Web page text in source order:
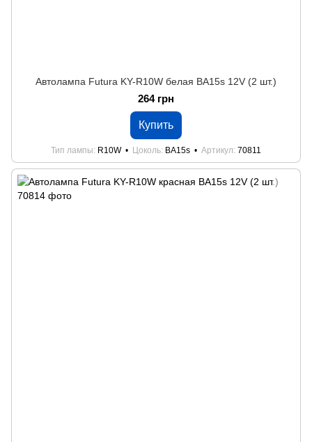
Автолампа Futura KY-R10W белая BA15s 12V (2 шт.)
264 грн
Купить
Тип лампы R10W Цоколь BA15s Артикул 70811